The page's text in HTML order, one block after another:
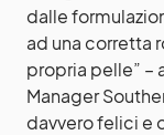
dalle
ad una corretta
propria pelle” –
Manager
davvero felici e